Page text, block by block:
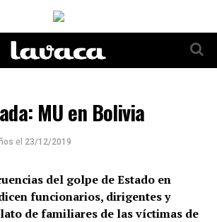
MU en Bolivia
el 23/12/2019
del golpe de Estado en
funcionarios, dirigentes y
de familiares de las víctimas de